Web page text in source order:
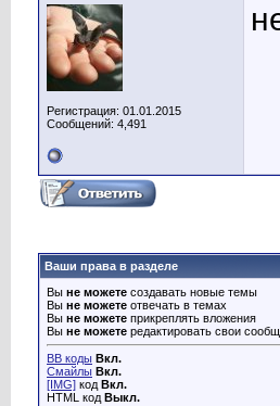
Регистрация: 01.01.2015
Сообщений: 4,491
Ваши права в разделе
Вы не можете создавать новые темы
Вы не можете отвечать в темах
Вы не можете прикреплять вложения
Вы не можете редактировать свои
BB коды Вкл.
Смайлы Вкл.
[IMG] код Вкл.
HTML код Выкл.